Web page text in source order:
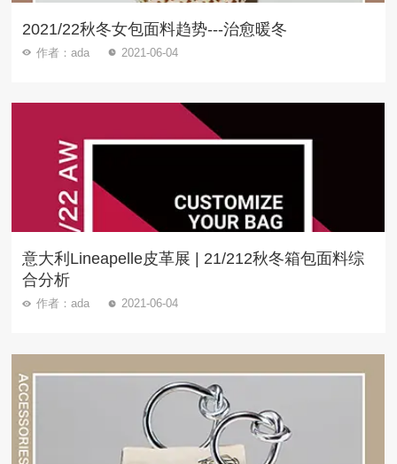
2021/22秋冬女包面料趋势---治愈暖冬
作者：ada 2021-06-04
意大利Lineapelle皮革展 | 21/212秋冬箱包面料综
合分析
作者：ada 2021-06-04